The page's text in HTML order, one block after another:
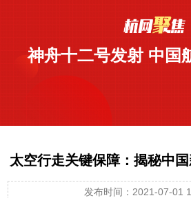
神舟十二号发射 中国
太空行走关键保障：揭秘中
发布时间：2021-07-01